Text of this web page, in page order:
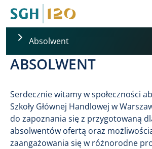
Absolwent
ABSOLWENT
Serdecznie witamy w społeczności
Szkoły Głównej Handlowej w
do zapoznania się z przygotowaną
absolwentów ofertą oraz
zaangażowania się w różnorodne